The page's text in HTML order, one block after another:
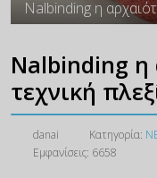
Nalbinding η
Nalbinding η
τεχνική
danai Κατηγορία:
Εμφανίσεις: 6658